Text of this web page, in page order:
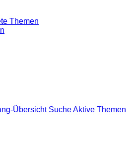
Themen
Übersicht SucheAktive Themen